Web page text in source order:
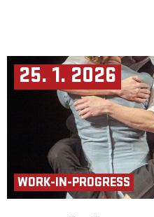
25. 1. 2026
WORK-IN-PROGRESS